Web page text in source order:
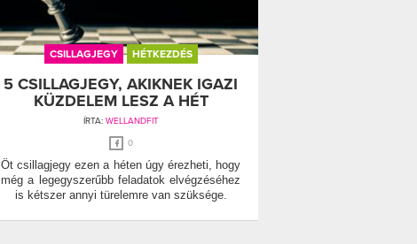
CSILLAGJEGY HÉTKEZDÉS
5 CSILLAGJEGY, AKIKNEK IGAZI
KÜZDELEM LESZ A HÉT
ÍRTA: WELLANDFIT
0
Öt csillagjegy ezen a héten úgy érezheti, hogy
még a legegyszerűbb feladatok elvégzéséhez
is kétszer annyi türelemre van szüksége.